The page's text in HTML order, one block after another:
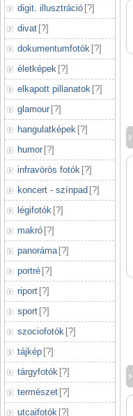
digit. illusztráció [?]
divat [?]
dokumentumfotók [?]
életképek [?]
elkapott pillanatok [?]
glamour [?]
hangulatképek [?]
humor [?]
infravörös fotók [?]
koncert - színpad [?]
légifotók [?]
makró [?]
panoráma [?]
portré [?]
riport [?]
sport [?]
szociofotók [?]
tájkép [?]
tárgyfotók [?]
természet [?]
utcaifotók [?]